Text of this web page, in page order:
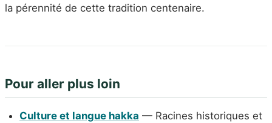
la pérennité de cette tradition centenaire.
Pour aller plus loin
Culture et langue hakka — Racines historiques et